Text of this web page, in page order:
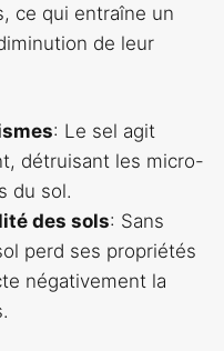
ce qui entraîne un
de leur
: Le sel agit
détruisant les micro-
du sol.
des sols: Sans
perd ses propriétés
négativement la